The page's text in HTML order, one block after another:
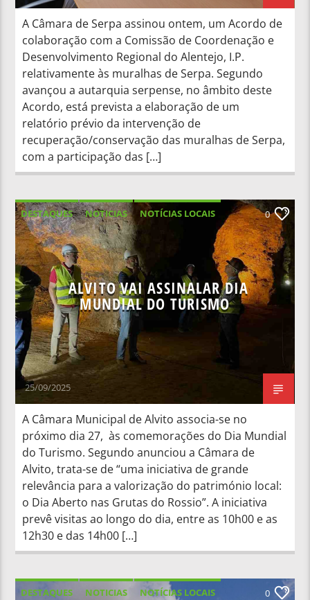
A Câmara de Serpa assinou ontem, um Acordo de
colaboração com a Comissão de Coordenação e
Desenvolvimento Regional do Alentejo, I.P.
relativamente às muralhas de Serpa. Segundo
avançou a autarquia serpense, no âmbito deste
Acordo, está prevista a elaboração de um
relatório prévio da intervenção de
recuperação/conservação das muralhas de Serpa,
com a participação das […]
DESTAQUES NOTICIAS
NOTÍCIAS LOCAIS
NOTÍCIAS NACIONAIS
0
ALVITO VAI ASSINALAR DIA
MUNDIAL DO TURISMO
25/09/2025
A Câmara Municipal de Alvito associa-se no
próximo dia 27, às comemorações do Dia Mundial
do Turismo. Segundo anunciou a Câmara de
Alvito, trata-se de “uma iniciativa de grande
relevância para a valorização do património local:
o Dia Aberto nas Grutas do Rossio”. A iniciativa
prevê visitas ao longo do dia, entre as 10h00 e as
12h30 e das 14h00 […]
DESTAQUES NOTICIAS
NOTÍCIAS LOCAIS
0